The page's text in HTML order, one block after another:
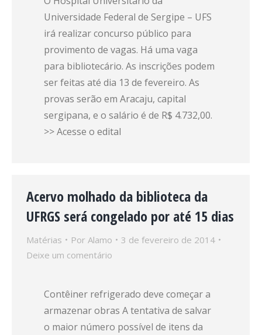
Universidade Federal de Sergipe – UFS
irá realizar concurso público para
provimento de vagas. Há uma vaga
para bibliotecário. As inscrições podem
ser feitas até dia 13 de fevereiro. As
provas serão em Aracaju, capital
sergipana, e o salário é de R$ 4.732,00.
>> Acesse o edital
Acervo molhado da biblioteca da
UFRGS será congelado por até 15 dias
Matérias Por Alamo
3 de fevereiro de 2014
Deixe um comentário
Contêiner refrigerado deve começar a
armazenar obras A tentativa de salvar
o maior número possível de itens da